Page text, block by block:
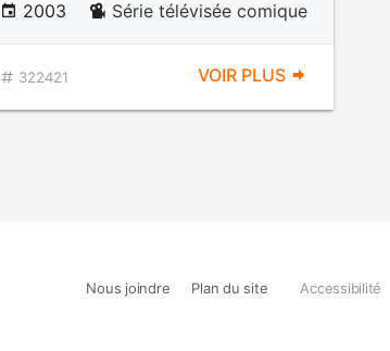
2003 Série télévisée comique
322421 VOIR PLUS
Nous joindre Plan du site Accessibilité